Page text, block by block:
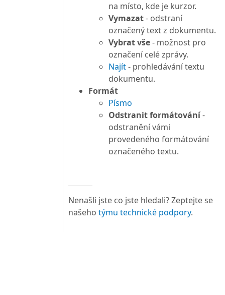
na místo, kde je kurzor.
Vymazat- odstraní
označený text z dokumentu.
Vybrat vše- možnost pro
označení celé zprávy.
Najít- prohledávání textu
dokumentu.
Formát
Písmo
Odstranit formátování-
odstranění vámi
provedeného formátování
označeného textu.
Nenašli jste co jste hledali? Zeptejte se
našeho týmu technické podpory.